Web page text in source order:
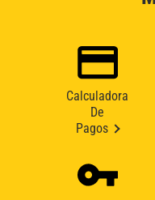
Calculadora
De
Pagos